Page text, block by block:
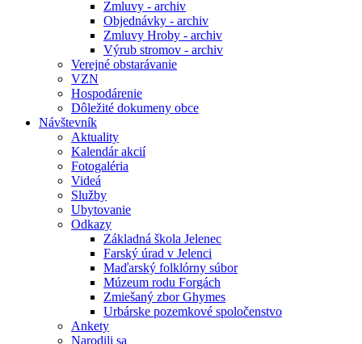
Zmluvy - archiv
Objednávky - archiv
Zmluvy Hroby - archiv
Výrub stromov - archiv
Verejné obstarávanie
VZN
Hospodárenie
Dôležité dokumeny obce
Návštevník
Aktuality
Kalendár akcií
Fotogaléria
Videá
Služby
Ubytovanie
Odkazy
Základná škola Jelenec
Farský úrad v Jelenci
Maďarský folklórny súbor
Múzeum rodu Forgách
Zmiešaný zbor Ghymes
Urbárske pozemkové spoločenstvo
Ankety
Narodili sa